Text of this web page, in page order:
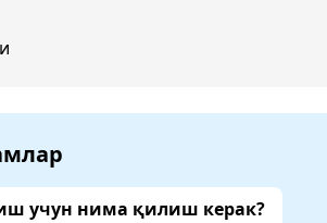
учун нима қилиш керак?